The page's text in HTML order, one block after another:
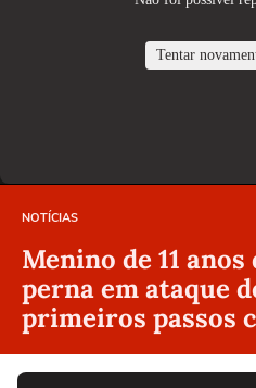
NOTÍCIAS
Menino de 11
perna em ataque
primeiros passos